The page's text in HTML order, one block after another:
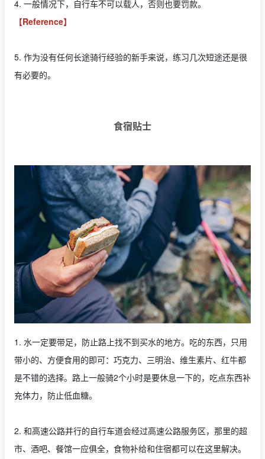
4. 一般情况下，自行车不可以载人，否则也要罚款。
【Reference】
5. 作为没有任何长途骑行经验的新手来说，练习几次短途还是很
有必要的。
食宿贴士
1. 水一定要带足，防止路上找不到买水的地方。吃的东西，只用
带小的、方便食用的即可：巧克力、三明治、维生素片、红牛都
是不错的选择。路上一般骑2个小时是要休息一下的，吃点东西补
充体力，防止低血糖。
2. 和高速公路并行的自行车道会经过高速公路服务区，那里的超
市、酒吧、餐馆一应俱全，食物补给和住宿都可以在这里解决。